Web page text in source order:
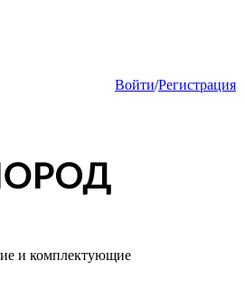
Войти/Регистрация
и комплектующие